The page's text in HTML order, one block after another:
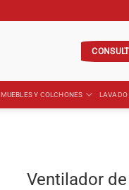
MUEBLES Y COLCHONES LAVADO
Ventilador de